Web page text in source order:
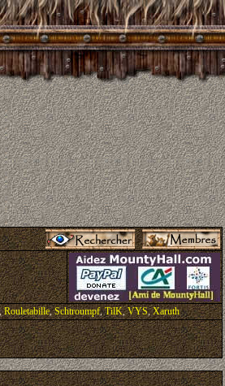
,Rouletabille,Schtroumpf,TilK,VYS,Xaruth